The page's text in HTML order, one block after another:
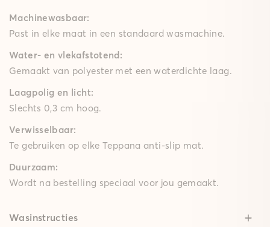
Machinewasbaar:
Past in elke maat in een standaard wasmachine.
Water- en vlekafstotend:
Gemaakt van polyester met een waterdichte laag.
Laagpolig en licht:
Slechts 0,3 cm hoog.
Verwisselbaar:
Te gebruiken op elke Teppana anti-slip mat.
Duurzaam:
Wordt na bestelling speciaal voor jou gemaakt.
Wasinstructies